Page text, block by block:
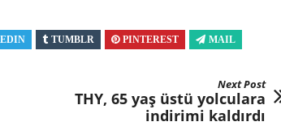
TUMBLR PINTEREST MAIL
Next Post
THY, 65 yaş üstü yolculara
indirimi kaldırdı